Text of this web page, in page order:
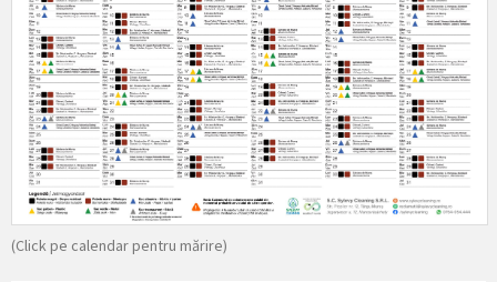
(Click pe calendar pentru mărire)